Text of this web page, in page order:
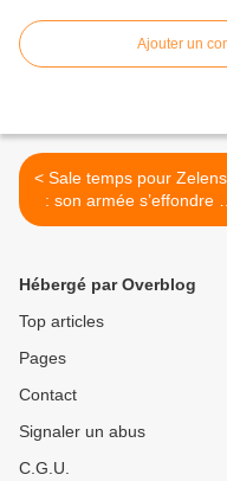
Ajouter un
< Sale temps pour Zelensky
: son armée s’effondre et
l’Iran livre des drones
Hébergé par Overblog
Top articles
Pages
Contact
Signaler un abus
C.G.U.